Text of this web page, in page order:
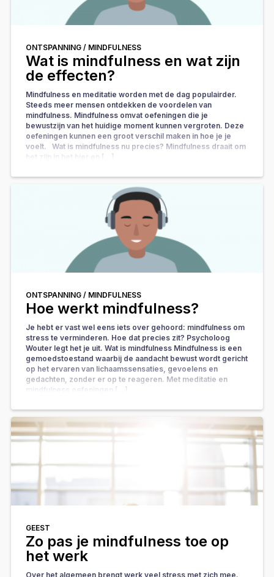
ONTSPANNING / MINDFULNESS
Wat is mindfulness en wat zijn
de effecten?
Mindfulness en meditatie worden met de dag populairder.
Steeds meer mensen ontdekken de voordelen van
mindfulness. Mindfulness omvat oefeningen die je
bewustzijn van het huidige moment kunnen vergroten. Deze
oefeningen kunnen een groot verschil maken in hoe je je
voelt. Wat is mindfulness nu precies? Mindfulness draait om
het zijn in het hier en […]
ONTSPANNING / MINDFULNESS
Hoe werkt mindfulness?
Je hebt er vast wel eens iets over gehoord: mindfulness om
stress te verminderen. Hoe dat precies zit? Psycholoog
Wouter legt het je uit. Wat is mindfulness Mindfulness is een
gemoedstoestand waarbij de aandacht bewust wordt gericht
op het ervaren van lichaamssensaties, gevoelens en
gedachten, zonder er op te reageren. Met meditatie en
mindfulness oefeningen […]
GEEST
Zo pas je mindfulness toe op
het werk
Over het algemeen brengt werk veel stress met zich mee.